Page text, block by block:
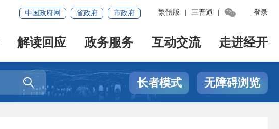
登录
繁體版 三晋通 
中国政府网 省政府 市政府
解读回应 政务服务 互动交流 走进经开
 长者模式 无障碍浏览